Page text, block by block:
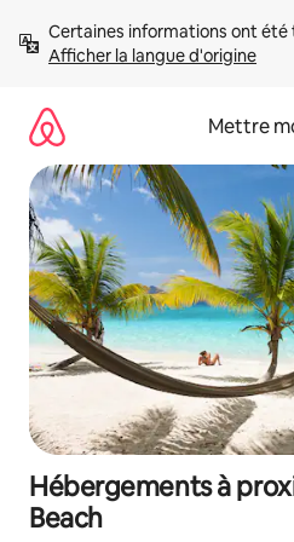
directement
Afficher la langue d'origine
Mettre
Hébergements à
Beach